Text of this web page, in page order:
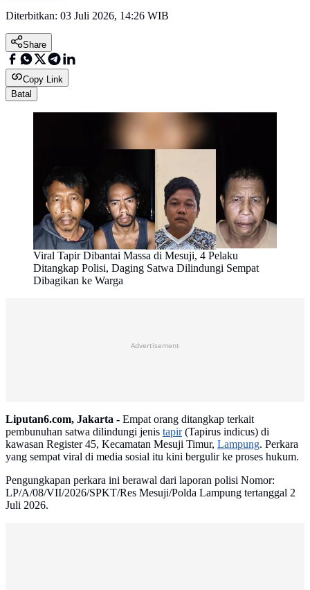
Diterbitkan: 03 Juli 2026, 14:26 WIB
Share
Copy Link
Batal
Viral Tapir Dibantai Massa di Mesuji, 4 Pelaku
Ditangkap Polisi, Daging Satwa Dilindungi Sempat
Dibagikan ke Warga
Advertisement
Liputan6.com, Jakarta - Empat orang ditangkap terkait
pembunuhan satwa dilindungi jenis tapir(Tapirus indicus) di
kawasan Register 45, Kecamatan Mesuji Timur, Lampung. Perkara
yang sempat viral di media sosial itu kini bergulir ke proses hukum.
Pengungkapan perkara ini berawal dari laporan polisi Nomor:
LP/A/08/VII/2026/SPKT/Res Mesuji/Polda Lampung tertanggal 2
Juli 2026.